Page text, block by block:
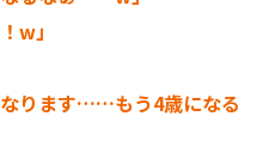
w」
なります……もう4歳になる